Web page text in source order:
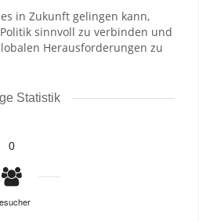
in Zukunft gelingen kann,
sinnvoll zu verbinden und
Herausforderungen zu
Statistik
0